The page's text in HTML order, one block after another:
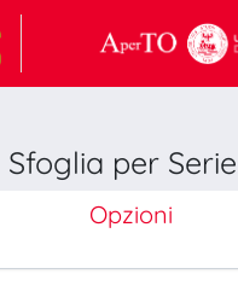
Sfoglia per Serie
Opzioni